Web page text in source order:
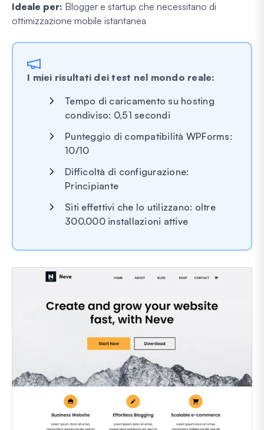
Ideale per: Blogger e startup che necessitano di
ottimizzazione mobile istantanea
I miei risultati dei test nel mondo reale:
Tempo di caricamento su hosting
condiviso: 0,51 secondi
Punteggio di compatibilità WPForms:
10/10
Difficoltà di configurazione:
Principiante
Siti effettivi che lo utilizzano: oltre
300.000 installazioni attive